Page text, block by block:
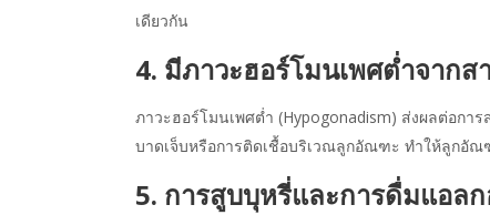
เดียวกัน
4. มีภาวะฮอร์โมนเพศต่ำจากส
ภาวะฮอร์โมนเพศต่ำ (Hypogonadism) ส่งผลต่อกา
บาดเจ็บหรือการติดเชื้อบริเวณลูกอัณฑะ ทำให้ลูกอั
5. การสูบบุหรี่และการดื่มแอล